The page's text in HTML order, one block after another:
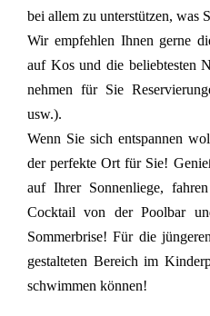
bei allem zu unterstützen, was
Wir empfehlen Ihnen gerne
auf Kos und die beliebtesten
nehmen für Sie
usw.).
Wenn Sie sich entspannen
der perfekte Ort für Sie!
auf Ihrer Sonnenliege,
Cocktail von der Poolbar
Sommerbrise! Für die
gestalteten Bereich im
schwimmen können!